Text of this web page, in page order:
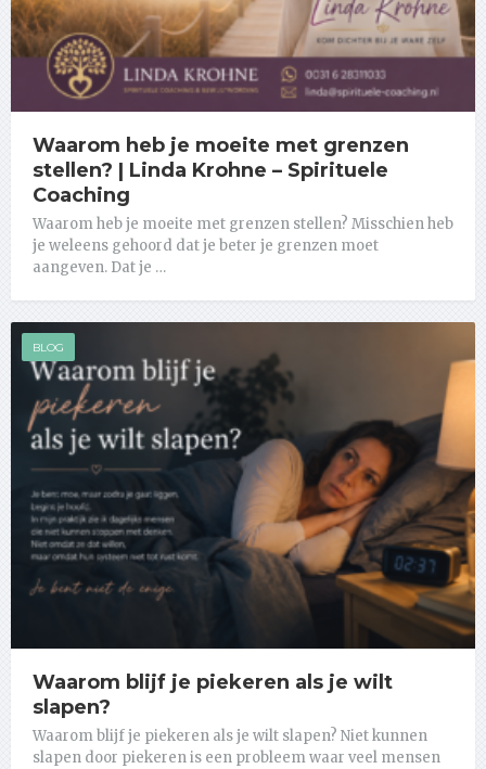
Waarom heb je moeite met grenzen
stellen? | Linda Krohne – Spirituele
Coaching
Waarom heb je moeite met grenzen stellen? Misschien heb
je weleens gehoord dat je beter je grenzen moet
aangeven. Dat je …
BLOG
Waarom blijf je piekeren als je wilt
slapen?
Waarom blijf je piekeren als je wilt slapen? Niet kunnen
slapen door piekeren is een probleem waar veel mensen